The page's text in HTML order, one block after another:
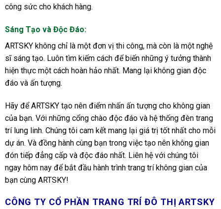
công sức cho khách hàng.
Sáng Tạo và Độc Đáo:
ARTSKY không chỉ là một đơn vị thi công, mà còn là một nghệ
sĩ sáng tạo. Luôn tìm kiếm cách để biến những ý tưởng thành
hiện thực một cách hoàn hảo nhất. Mang lại không gian độc
đáo và ấn tượng.
Hãy để ARTSKY tạo nên điểm nhấn ấn tượng cho không gian
của bạn. Với những cổng chào độc đáo và hệ thống đèn trang
trí lung linh. Chúng tôi cam kết mang lại giá trị tốt nhất cho mỗi
dự án. Và đồng hành cùng bạn trong việc tạo nên không gian
đón tiếp đẳng cấp và độc đáo nhất. Liên hệ với chúng tôi
ngay hôm nay để bắt đầu hành trình trang trí không gian của
bạn cùng ARTSKY!
CÔNG TY CỔ PHẦN TRANG TRÍ ĐÔ THỊ ARTSKY